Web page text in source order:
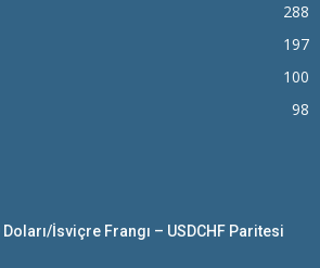
288
197
100
98
Doları/İsviçre Frangı – USDCHF Paritesi